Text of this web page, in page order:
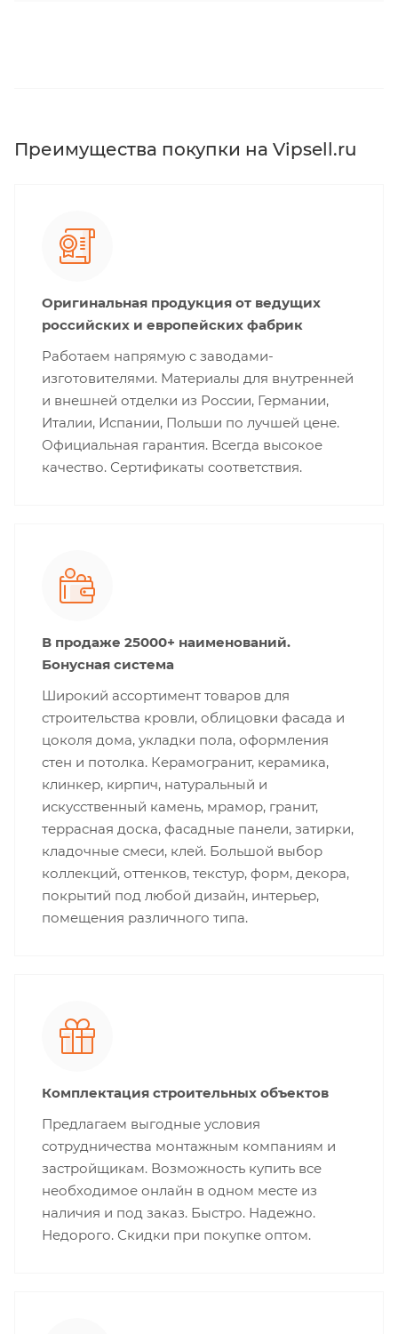
Преимущества покупки на Vipsell.ru
Оригинальная продукция от ведущих
российских и европейских фабрик
Работаем напрямую с заводами-
изготовителями. Материалы для внутренней
и внешней отделки из России, Германии,
Италии, Испании, Польши по лучшей цене.
Официальная гарантия. Всегда высокое
качество. Сертификаты соответствия.
В продаже 25000+ наименований.
Бонусная система
Широкий ассортимент товаров для
строительства кровли, облицовки фасада и
цоколя дома, укладки пола, оформления
стен и потолка. Керамогранит, керамика,
клинкер, кирпич, натуральный и
искусственный камень, мрамор, гранит,
террасная доска, фасадные панели, затирки,
кладочные смеси, клей. Большой выбор
коллекций, оттенков, текстур, форм, декора,
покрытий под любой дизайн, интерьер,
помещения различного типа.
Комплектация строительных объектов
Предлагаем выгодные условия
сотрудничества монтажным компаниям и
застройщикам. Возможность купить все
необходимое онлайн в одном месте из
наличия и под заказ. Быстро. Надежно.
Недорого. Скидки при покупке оптом.